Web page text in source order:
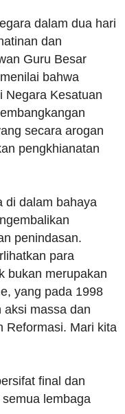
dalam dua hari
dan
Guru Besar
bahwa
Negara Kesatuan
secara arogan
pengkhianatan
di dalam bahaya
penindasan.
para
bukan merupakan
yang pada 1998
aksi massa dan
Reformasi. Mari kita
final dan
lembaga